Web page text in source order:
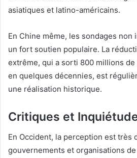
asiatiques et latino-américains.
En Chine même, les sondages
un fort soutien populaire. La
extrême, qui a sorti 800 millions
en quelques décennies, est
une réalisation historique.
Critiques et
En Occident, la perception est très
gouvernements et organisations de